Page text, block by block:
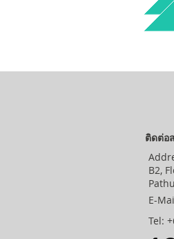
ติดต่อ
B2,
E-
Tel: